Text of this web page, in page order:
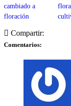
cambiado a
floración
Compartir:
Comentarios: